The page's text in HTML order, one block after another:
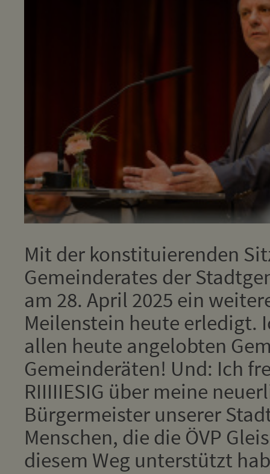
Mit der konstituierenden
Gemeinderates der
am 28. April 2025 ein
Meilenstein heute erledigt.
allen heute angelobten
Gemeinderäten! Und: Ich
RIIIIIESIG über meine
Bürgermeister unserer
Menschen, die die ÖVP
diesem Weg unterstützt